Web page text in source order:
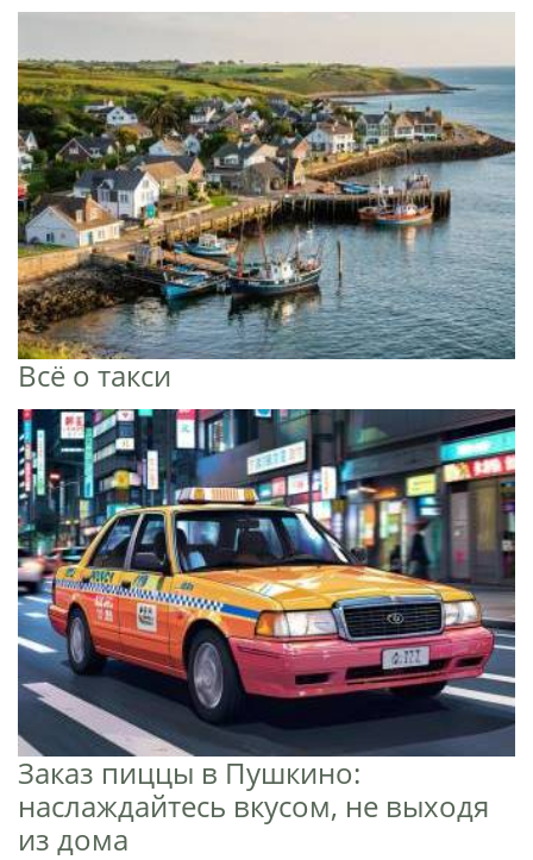
Всё о такси
Заказ пиццы в Пушкино:
наслаждайтесь вкусом, не выходя
из дома